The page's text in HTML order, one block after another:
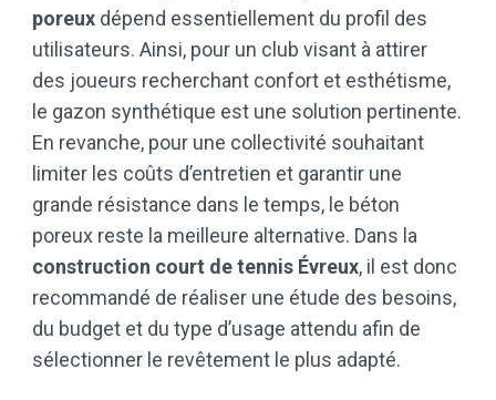
poreux dépend essentiellement du profil des
utilisateurs. Ainsi, pour un club visant à attirer
des joueurs recherchant confort et esthétisme,
le gazon synthétique est une solution pertinente.
En revanche, pour une collectivité souhaitant
limiter les coûts d’entretien et garantir une
grande résistance dans le temps, le béton
poreux reste la meilleure alternative. Dans la
construction court de tennis Évreux, il est donc
recommandé de réaliser une étude des besoins,
du budget et du type d’usage attendu afin de
sélectionner le revêtement le plus adapté.